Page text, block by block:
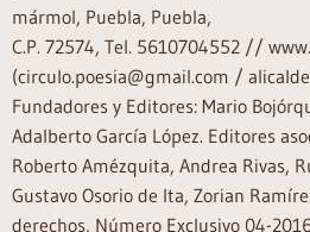
mármol, Puebla, Puebla,
C.P. 72574, Tel. 5610704552 //
(circulo.poesia@gmail.com /
Fundadores y Editores: Mario
Adalberto García López. Editores
Roberto Amézquita, Andrea Rivas,
Gustavo Osorio de Ita, Zorian
derechos, Número Exclusivo 04-